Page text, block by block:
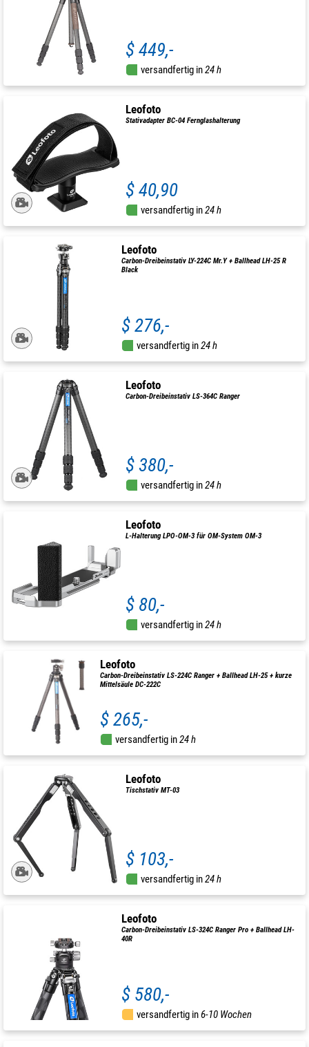
$ 449,-
versandfertig in24 h
Leofoto
Stativadapter BC-04 Fernglashalterung
$ 40,90
versandfertig in24 h
Leofoto
Carbon-Dreibeinstativ LY-224C Mr.Y + Ballhead LH-25 R
Black
$ 276,-
versandfertig in24 h
Leofoto
Carbon-Dreibeinstativ LS-364C Ranger
$ 380,-
versandfertig in24 h
Leofoto
L-Halterung LPO-OM-3 für OM-System OM-3
$ 80,-
versandfertig in24 h
Leofoto
Carbon-Dreibeinstativ LS-224C Ranger + Ballhead LH-25 + kurze
Mittelsäule DC-222C
$ 265,-
versandfertig in24 h
Leofoto
Tischstativ MT-03
$ 103,-
versandfertig in24 h
Leofoto
Carbon-Dreibeinstativ LS-324C Ranger Pro + Ballhead LH-
40R
$ 580,-
versandfertig in6-10 Wochen